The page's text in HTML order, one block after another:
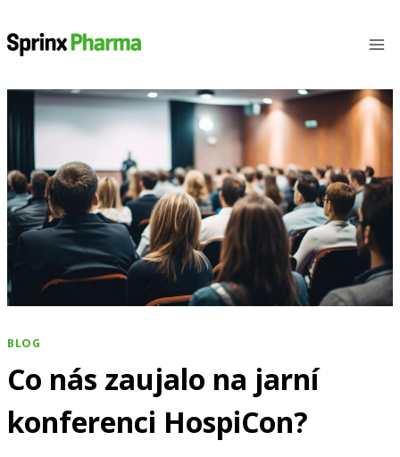
na
obsah
BLOG
Co nás zaujalo na jarní
konferenci HospiCon?